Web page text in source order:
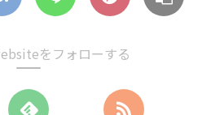
をフォローする